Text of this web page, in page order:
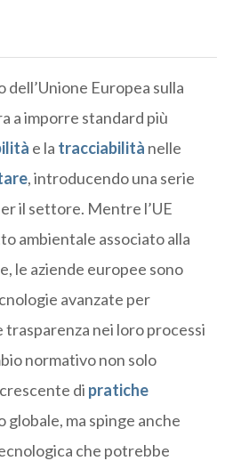
Europea sulla
a imporre standard più
e la tracciabilità nelle
, introducendo una serie
il settore. Mentre l’UE
ambientale associato alla
le aziende europee sono
avanzate per
nei loro processi
normativo non solo
di pratiche
globale, ma spinge anche
che potrebbe